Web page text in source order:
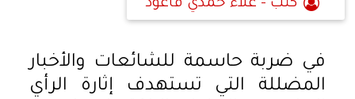
كتب - علاء حمدي قاعود
في ضربة حاسمة للشائعات والأخبار
المضللة التي تستهدف إثارة الرأي